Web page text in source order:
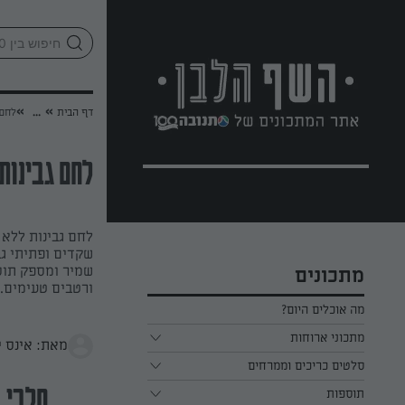
מתכונים
מה אוכלים היום?
מתכוני ארוחות
ארוחת בוקר
ארוחת צהריים
סלטים כריכים וממרחים
כל הסלטים כריכים וממרחים
תוספות
דף הבית »
...
»
לחם
לחם גבינות
שקדים ופתיתי
שמיר ומספק
ורטבים
מאת: אינס